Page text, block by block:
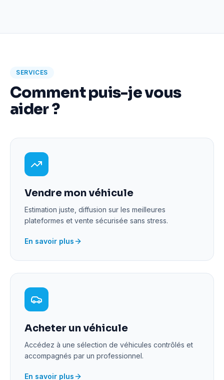
SERVICES
Comment puis-je vous
aider ?
Vendre mon véhicule
Estimation juste, diffusion sur les meilleures
plateformes et vente sécurisée sans stress.
En savoir plus
Acheter un véhicule
Accédez à une sélection de véhicules contrôlés et
accompagnés par un professionnel.
En savoir plus